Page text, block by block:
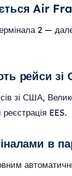
Air
2 —
рейси зі
зі США,
EES.
в